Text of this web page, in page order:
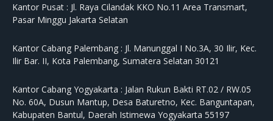
Kantor Pusat : Jl. Raya Cilandak KKO No.11 Area Transmart,
Pasar Minggu Jakarta Selatan
Kantor Cabang Palembang : Jl. Manunggal I No.3A, 30 Ilir, Kec.
Ilir Bar. II, Kota Palembang, Sumatera Selatan 30121
Kantor Cabang Yogyakarta : Jalan Rukun Bakti RT.02 / RW.05
No. 60A, Dusun Mantup, Desa Baturetno, Kec. Banguntapan,
Kabupaten Bantul, Daerah Istimewa Yogyakarta 55197